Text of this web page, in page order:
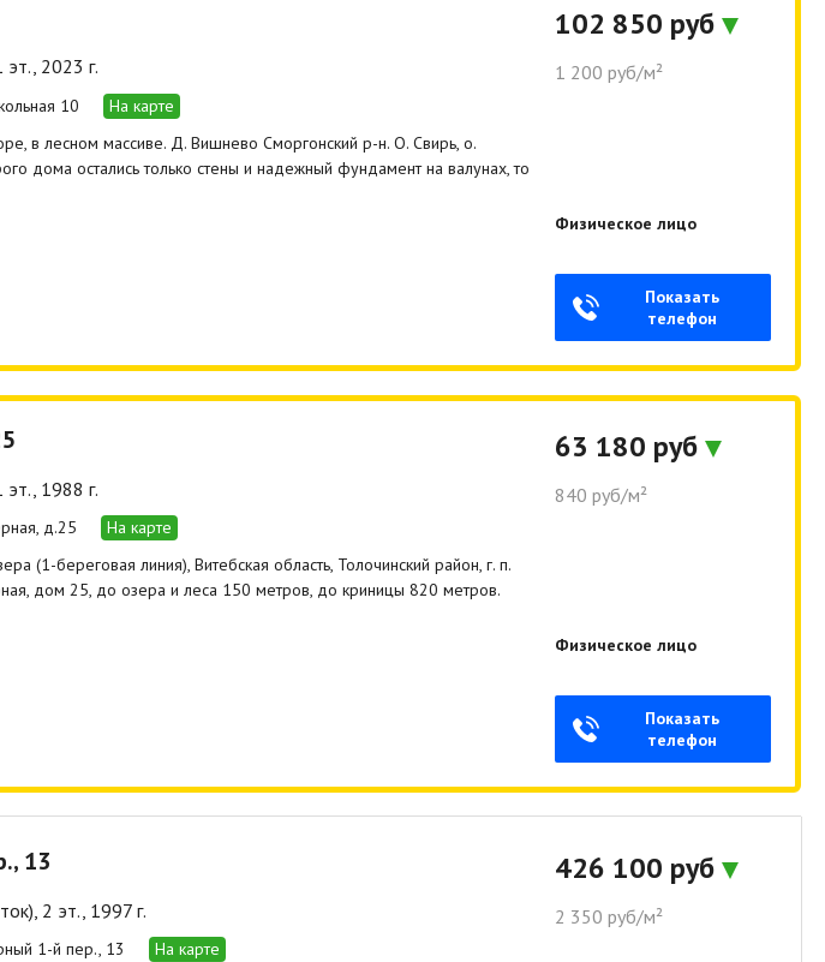
эт., 2023 г.
10
На карте
в лесном массиве. Д. Вишнево Сморгонский р-н. О. Свирь, о.
дома остались только стены и надежный фундамент на валунах, то
102 850 руб
1 200 руб/м²
Физическое лицо
Показать
телефон
эт., 1988 г.
д.25
На карте
(1-береговая линия), Витебская область, Толочинский район, г. п.
дом 25, до озера и леса 150 метров, до криницы 820 метров.
63 180 руб
840 руб/м²
Физическое лицо
Показать
телефон
13
2 эт., 1997 г.
1-й пер., 13
На карте
426 100 руб
2 350 руб/м²